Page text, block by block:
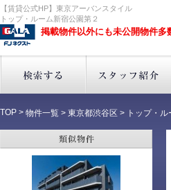
【賃貸公式HP】東京アーバンスタイル
トップ・ルーム新宿公園第２
掲載物件以外にも未公開物件多
TOP > 物件一覧 > 東京都渋谷区 > トップ・